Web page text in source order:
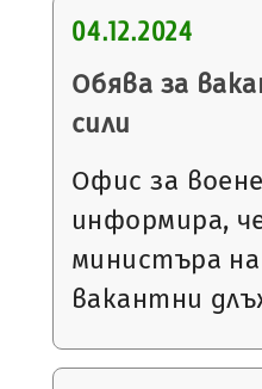
04.12.2024
Обява за
сили
Офис за
информира,
министъра
вакантни